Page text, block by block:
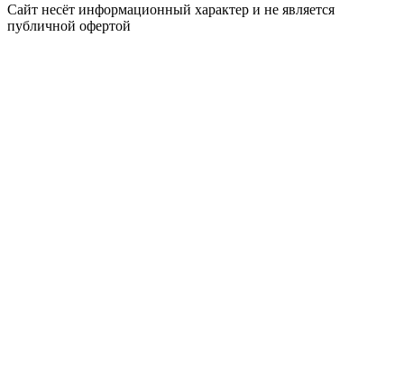
Сайт несёт информационный характер и не является
публичной офертой